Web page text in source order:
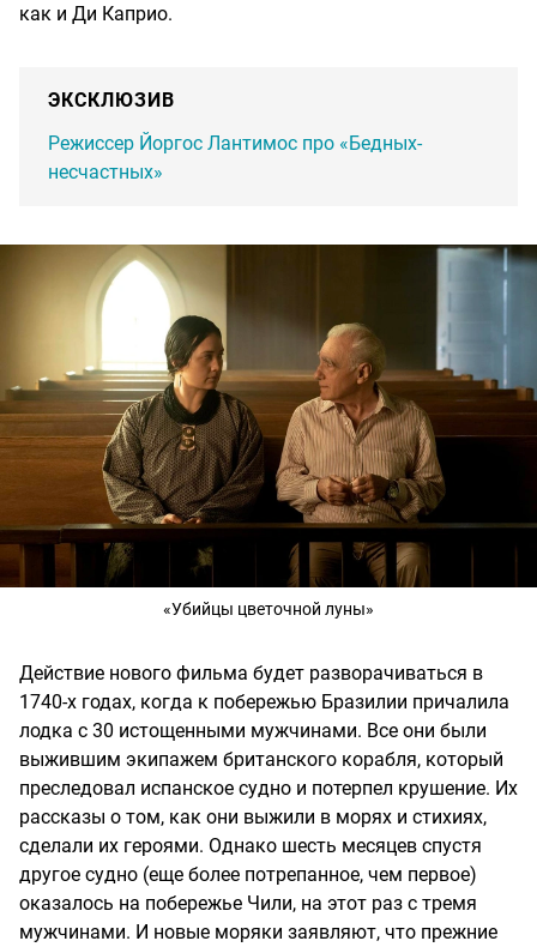
как и Ди Каприо.
ЭКСКЛЮЗИВ
Режиссер Йоргос Лантимос про «Бедных-
несчастных»
«Убийцы цветочной луны»
Действие нового фильма будет разворачиваться в
1740-х годах, когда к побережью Бразилии причалила
лодка с 30 истощенными мужчинами. Все они были
выжившим экипажем британского корабля, который
преследовал испанское судно и потерпел крушение. Их
рассказы о том, как они выжили в морях и стихиях,
сделали их героями. Однако шесть месяцев спустя
другое судно (еще более потрепанное, чем первое)
оказалось на побережье Чили, на этот раз с тремя
мужчинами. И новые моряки заявляют, что прежние